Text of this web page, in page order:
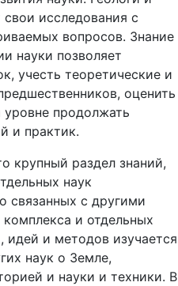
исследования с
вопросов. Знание
науки позволяет
учесть теоретические и
оценить
продолжать
и практик.
крупный раздел знаний,
наук
связанных с другими
и отдельных
идей и методов изучается
наук о Земле,
и науки и техники. В